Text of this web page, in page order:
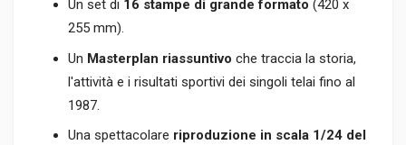
Un set di 16 stampe di grande formato (420 x
255 mm).
Un Masterplan riassuntivo che traccia la storia,
l'attività e i risultati sportivi dei singoli telai fino al
1987.
Una spettacolare riproduzione in scala 1/24 del